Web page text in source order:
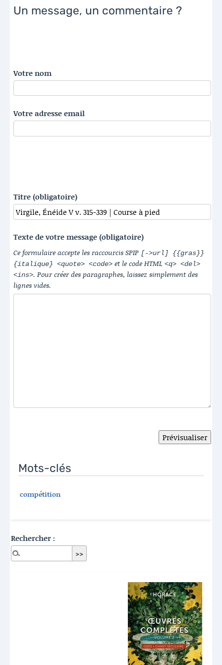
Un message, un commentaire ?
Votre nom
Votre adresse email
Titre (obligatoire)
Texte de votre message (obligatoire)
Ce formulaire accepte les raccourcis SPIP [->url] {{gras}}
{italique} <quote> <code> et le code HTML <q> <del>
<ins>. Pour créer des paragraphes, laissez simplement des
lignes vides.
Mots-clés
compétition
Rechercher :
Dernières publications